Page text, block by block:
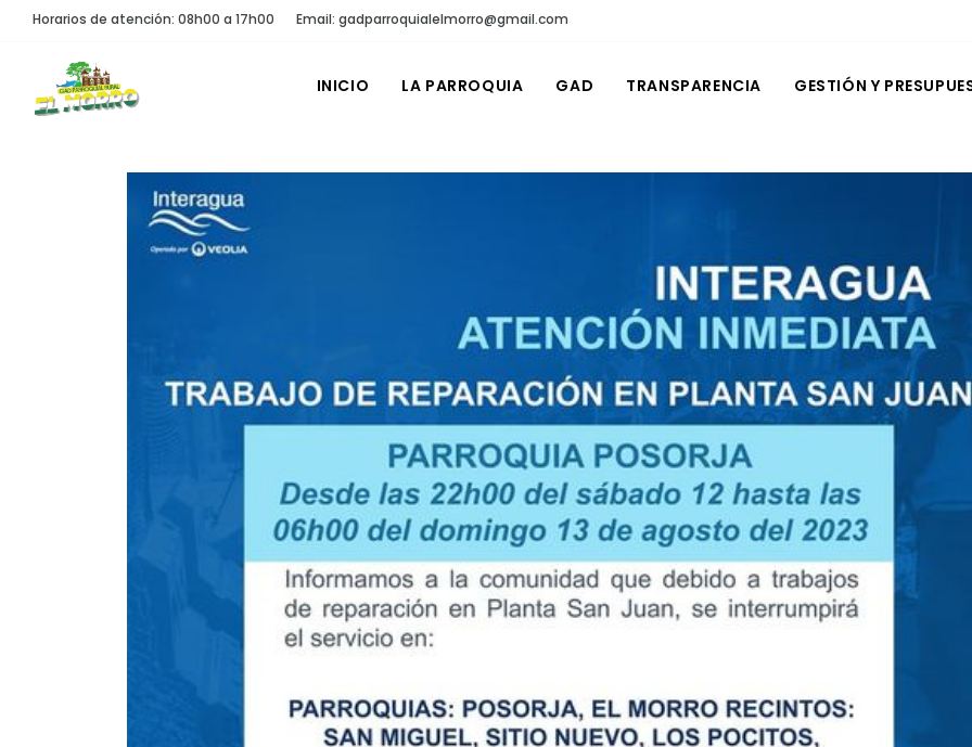
Horarios de atención: 08h00 a 17h00 Email: gadparroquialelmorro@gmail.com
INICIO LA PARROQUIA GAD TRANSPARENCIA GESTIÓN Y